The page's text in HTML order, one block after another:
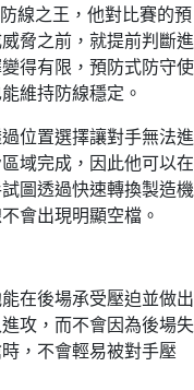
線之王，他對比賽的預
脅之前，就提前判斷進
得有限，預防式防守使
維持防線穩定。
位置選擇讓對手無法進
域完成，因此他可以在
圖透過快速轉換製造機
會出現明顯空檔。
在後場承受壓迫並做出
攻，而不會因為後場失
，不會輕易被對手壓